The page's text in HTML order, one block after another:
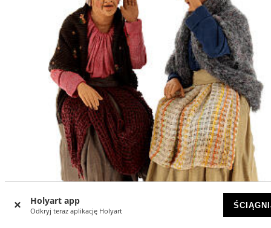
Holyart app
Odkryj teraz aplikację Holyart